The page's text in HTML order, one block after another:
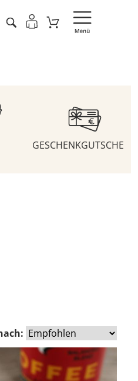
GESCHENKGUTSCHEINE